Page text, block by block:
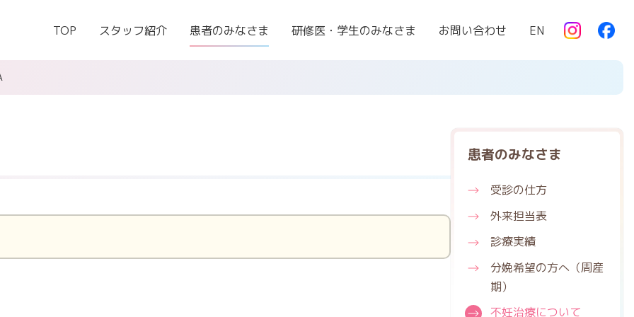
TOP スタッフ紹介 患者のみなさま 研修医・学生のみなさま お問い合わせ EN
患者のみなさま
受診の仕方
外来担当表
診療実績
分娩希望の方へ （周産
期）
不妊治療について